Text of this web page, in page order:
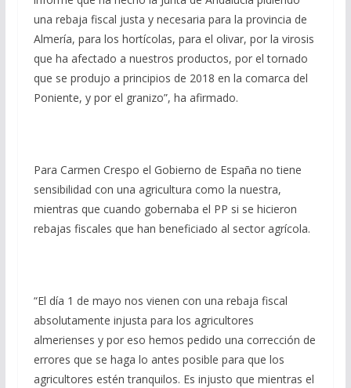
una rebaja fiscal justa y necesaria para la provincia de
Almería, para los hortícolas, para el olivar, por la virosis
que ha afectado a nuestros productos, por el tornado
que se produjo a principios de 2018 en la comarca del
Poniente, y por el granizo”, ha afirmado.
Para Carmen Crespo el Gobierno de España no tiene
sensibilidad con una agricultura como la nuestra,
mientras que cuando gobernaba el PP si se hicieron
rebajas fiscales que han beneficiado al sector agrícola.
“El día 1 de mayo nos vienen con una rebaja fiscal
absolutamente injusta para los agricultores
almerienses y por eso hemos pedido una corrección de
errores que se haga lo antes posible para que los
agricultores estén tranquilos. Es injusto que mientras el